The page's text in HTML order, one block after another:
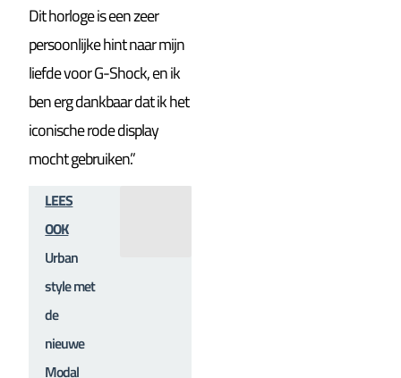
Dit horloge is een zeer
persoonlijke hint naar mijn
liefde voor G-Shock, en ik
ben erg dankbaar dat ik het
iconische rode display
mocht gebruiken.”
LEES
OOK
Urban
style met
de
nieuwe
Modal